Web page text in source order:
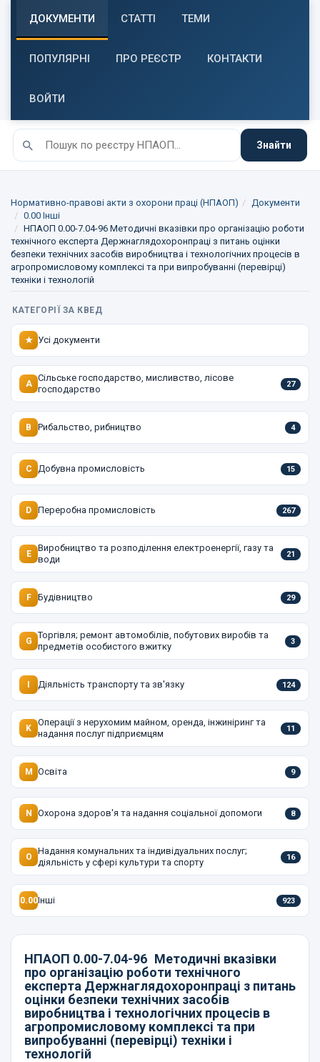
ДОКУМЕНТИ СТАТТІ ТЕМИ
ПОПУЛЯРНІ ПРО РЕЄСТР КОНТАКТИ
ВОЙТИ
Знайти
Нормативно-правові акти з охорони праці (НПАОП)
Документи
0.00 Інші
НПАОП 0.00-7.04-96 Методичні вказівки про організацію роботи
технічного експерта Держнаглядохоронпраці з питань оцінки
безпеки технічних засобів виробництва і технологічних процесів в
агропромисловому комплексі та при випробуванні (перевірці)
техніки і технологій
КАТЕГОРІЇ ЗА КВЕД
★ Усі документи
A
Сільське господарство, мисливство, лісове
господарство
27
B Рибальство, рибництво 4
C Добувна промисловість 15
D Переробна промисловість 267
E
Виробництво та розподілення електроенергії, газу та
води
21
F Будівництво 29
G
Торгівля; ремонт автомобілів, побутових виробів та
предметів особистого вжитку
3
I Діяльність транспорту та зв'язку 124
K
Операції з нерухомим майном, оренда, інжиніринг та
надання послуг підприємцям
11
M Освіта 9
N Охорона здоров'я та надання соціальної допомоги 8
O
Надання комунальних та індивідуальних послуг;
діяльність у сфері культури та спорту
16
0.00Інші 923
НПАОП 0.00-7.04-96 Методичні вказівки
про організацію роботи технічного
експерта Держнаглядохоронпраці з питань
оцінки безпеки технічних засобів
виробництва і технологічних процесів в
агропромисловому комплексі та при
випробуванні (перевірці) техніки і
технологій